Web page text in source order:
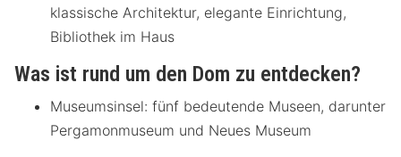
klassische Architektur, elegante Einrichtung,
Bibliothek im Haus
Was ist rund um den Dom zu entdecken?
Museumsinsel: fünf bedeutende Museen, darunter
Pergamonmuseum und Neues Museum